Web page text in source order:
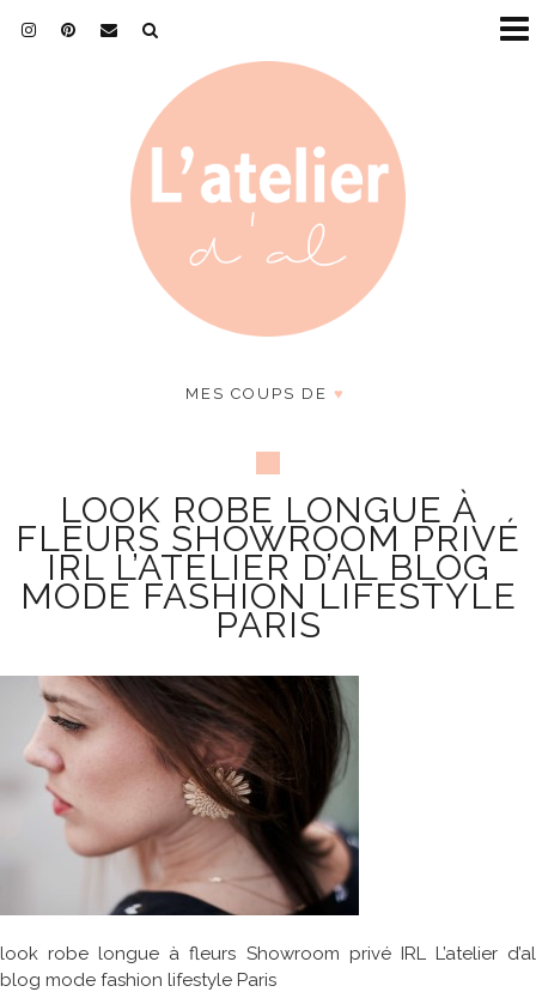
MES COUPS DE ♥
LOOK ROBE LONGUE À
FLEURS SHOWROOM PRIVÉ
IRL L’ATELIER D’AL BLOG
MODE FASHION LIFESTYLE
PARIS
look robe longue à fleurs Showroom privé IRL L’atelier d’al
blog mode fashion lifestyle Paris